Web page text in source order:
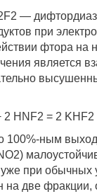
—
при
фтора на
является
2 HNF2 = 2 KHF2
100%-ным
уже при
на две фракции,